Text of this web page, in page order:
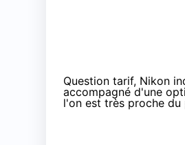
Question tarif, Nikon
accompagné d'une
l'on est très proche du